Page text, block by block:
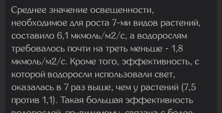
Среднее значение освещенности,
необходимое для роста 7-ми видов растений,
составило 6,1 мкмоль/м2/с, а водорослям
требовалось почти на треть меньше - 1,8
мкмоль/м2/с. Кроме того, эффективность, с
которой водоросли использовали свет,
оказалась в 7 раз выше, чем у растений (7,5
против 1,1). Такая большая эффективность